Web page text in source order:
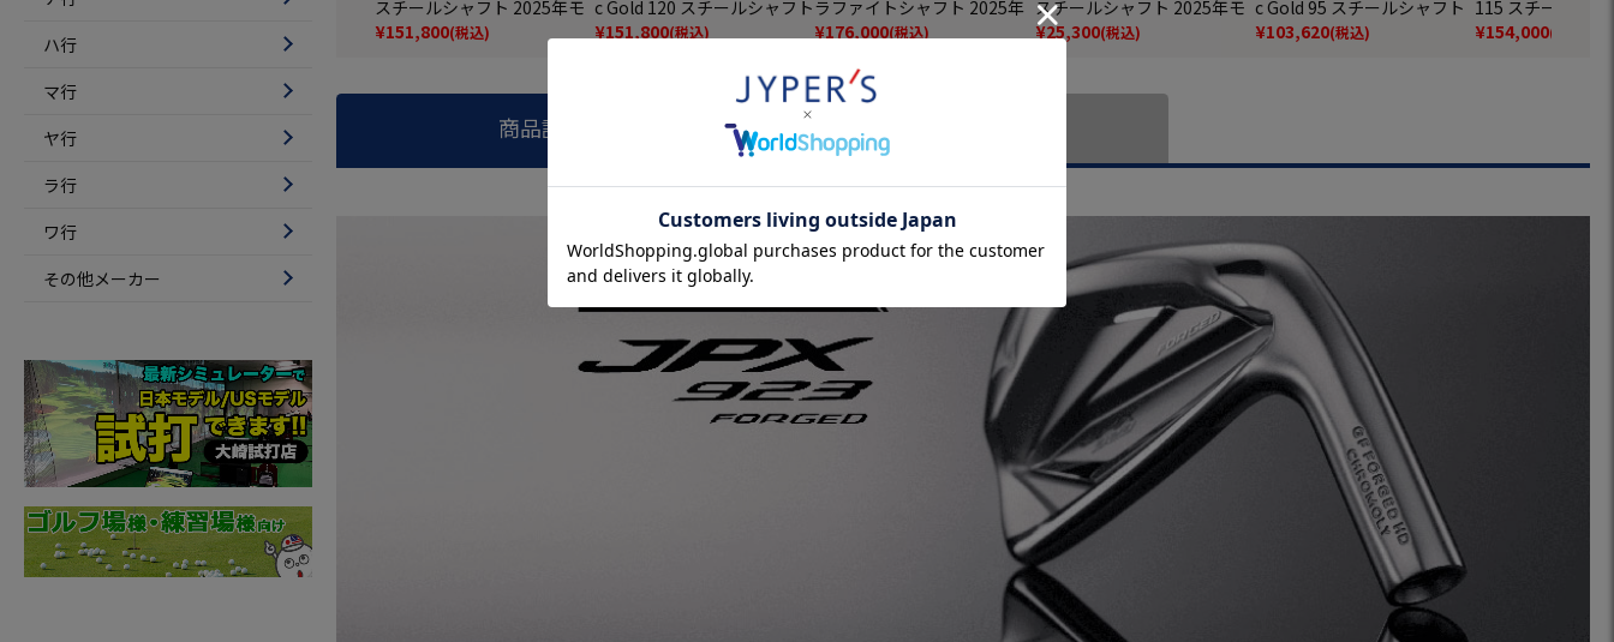
ハ行
マ行
ヤ行
ラ行
ワ行
その他メーカー
スチールシャフト 2025年モ
デル ゴルフクラブ 日本正規
品
¥151,800(税込)
c Gold 120 スチールシャフト
2025年モデル ゴルフクラブ
日本正規品
¥151,800(税込)
ラファイトシャフト 2025年
モデル ゴルフクラブ 日本正
規品
¥176,000(税込)
スチールシャフト 2025年モ
デル ゴルフクラブ 日本正規
品
¥25,300(税込)
c Gold 95 スチールシャフト
日本正規品 2024年モデル
¥103,620(税込)
115 スチールシャ
正規品 2026年モ
ay ゴルフクラブ
¥154,000(税込)
商品説明